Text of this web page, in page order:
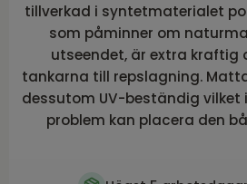
tillverkad i syntetmaterialet
som påminner om
utseendet, är extra kraftig
tankarna till repslagning.
dessutom UV-beständig
problem kan placera den